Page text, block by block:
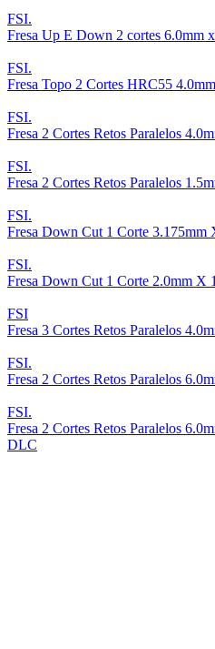
FSI.
Fresa Up E Down 2 cortes 6.0mm
FSI.
Fresa Topo 2 Cortes HRC55
FSI.
Fresa 2 Cortes Retos Paralelos
FSI.
Fresa 2 Cortes Retos Paralelos
FSI.
Fresa Down Cut 1 Corte 3.175mm
FSI.
Fresa Down Cut 1 Corte 2.0mm X
FSI
Fresa 3 Cortes Retos Paralelos
FSI.
Fresa 2 Cortes Retos Paralelos
FSI.
Fresa 2 Cortes Retos Paralelos
DLC